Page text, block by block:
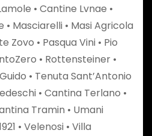
• Cantine Lvnae •
• Masciarelli • Masi Agricola
Zovo • Pasqua Vini • Pio
• Rottensteiner •
• Tenuta Sant’Antonio
• Cantina Terlano •
Tramin • Umani
• Velenosi • Villa